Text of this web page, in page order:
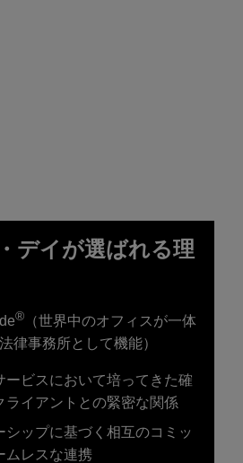
デイが選ばれる理
® （世界中のオフィスが一体
律事務所として機能）
ービスにおいて培ってきた確
ライアントとの緊密な関係
シップに基づく相互のコミッ
ムレスな連携